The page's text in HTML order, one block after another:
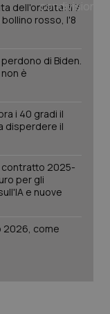
dell'ondata: il 7
rosso, l'8
di Biden.
è
i 40 gradi il
disperdere il
contratto 2025-
per gli
e nuove
2026, come